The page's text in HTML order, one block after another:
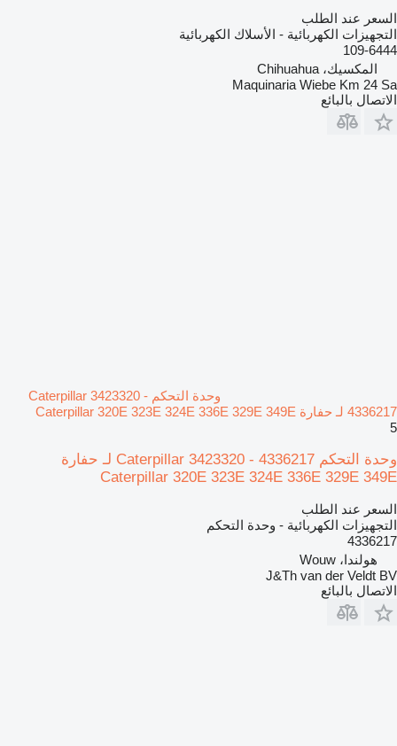
السعر عند الطلب
التجهيزات الكهربائية - الأسلاك الكهربائية
109-6444
المكسيك، Chihuahua
Maquinaria Wiebe Km 24 Sa
الاتصال بالبائع
وحدة التحكم Caterpillar 3423320 -
4336217 لـ حفارة Caterpillar 320E 323E 324E 336E 329E 349E
5
وحدة التحكم Caterpillar 3423320 - 4336217 لـ حفارة
Caterpillar 320E 323E 324E 336E 329E 349E
السعر عند الطلب
التجهيزات الكهربائية - وحدة التحكم
4336217
هولندا، Wouw
J&Th van der Veldt BV
الاتصال بالبائع